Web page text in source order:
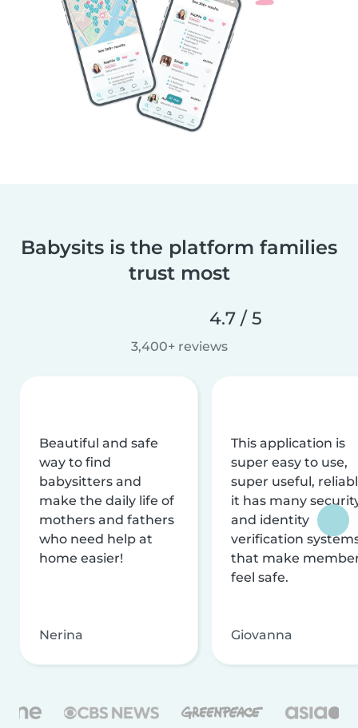
Babysits is the platform families
trust most
4.7 / 5
3,400+ reviews
Beautiful and safe
way to find
babysitters and
make the daily life of
mothers and fathers
who need help at
home easier!
Nerina
This application is
super easy to use,
super useful,
it has many
and identity
verification
that make
feel safe.
Giovanna